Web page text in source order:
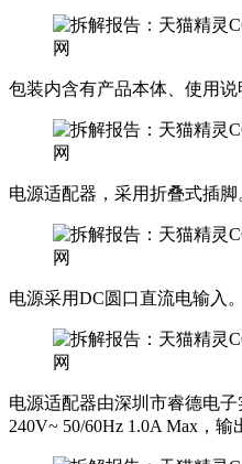
包装内含有产品本体、使用说
电源适配器，采用折叠式插脚
电源采用DC圆口直流电输入。
电源适配器由深圳市睿德电
240V~ 50/60Hz 1.0A Max，输